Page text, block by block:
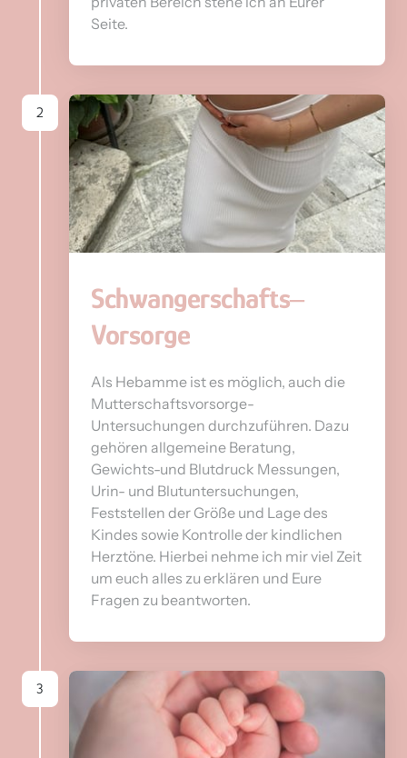
Seite.
2
Schwangerschafts‒
Vorsorge
Als Hebamme ist es möglich, auch die
Mutterschaftsvorsorge-
Untersuchungen durchzuführen. Dazu
gehören allgemeine Beratung,
Gewichts-und Blutdruck Messungen,
Urin- und Blutuntersuchungen,
Feststellen der Größe und Lage des
Kindes sowie Kontrolle der kindlichen
Herztöne. Hierbei nehme ich mir viel Zeit
um euch alles zu erklären und Eure
Fragen zu beantworten.
3